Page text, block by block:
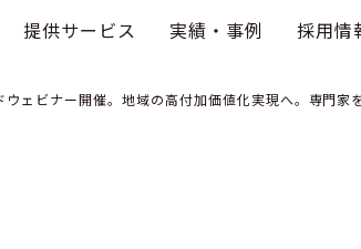
提供サービス 実績・事例 採用情
ェビナー開催。地域の高付加価値化実現へ。専門